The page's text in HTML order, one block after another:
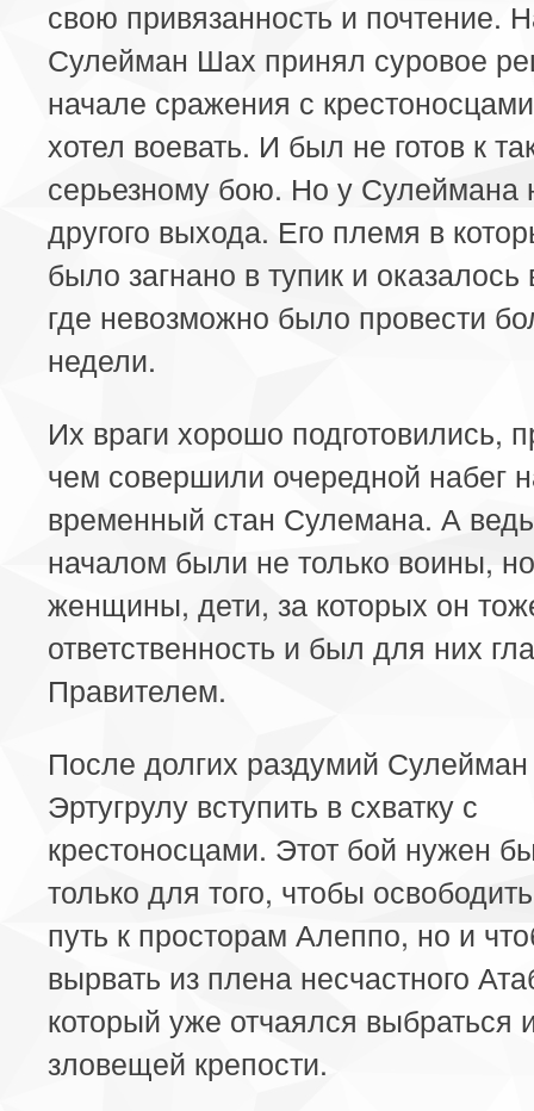
свою привязанность и почтение.
Сулейман Шах принял суровое
начале сражения с
хотел воевать. И был не готов к
серьезному бою. Но у Сулеймана
другого выхода. Его племя в
было загнано в тупик и
где невозможно было провести
недели.
Их враги хорошо подготовились,
чем совершили очередной набег
временный стан Сулемана. А
началом были не только воины,
женщины, дети, за которых он
ответственность и был для них
Правителем.
После долгих раздумий
Эртугрулу вступить в схватку с
крестоносцами. Этот бой нужен
только для того, чтобы
путь к просторам Алеппо, но и
вырвать из плена несчастного
который уже отчаялся выбраться
зловещей крепости.